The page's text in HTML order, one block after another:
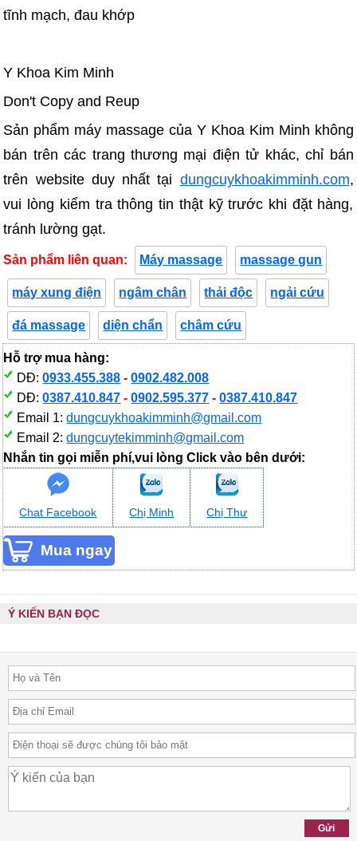
tĩnh mạch, đau khớp
Y Khoa Kim Minh
Don't Copy and Reup
Sản phẩm máy massage của Y Khoa Kim Minh không
bán trên các trang thương mại điện tử khác, chỉ bán
trên website duy nhất tại dungcuykhoakimminh.com,
vui lòng kiểm tra thông tin thật kỹ trước khi đặt hàng,
tránh lường gạt.
Sản phẩm liên quan: Máy massage massage gun
máy xung điện ngâm chân thải độc ngải cứu
đá massage diện chẩn châm cứu
Hỗ trợ mua hàng:
DĐ:0933.455.388 -0902.482.008
DĐ:0387.410.847 -0902.595.377 -0387.410.847
Email 1:dungcuykhoakimminh@gmail.com
Email 2:dungcuytekimminh@gmail.com
Nhắn tin gọi miễn phí,vui lòng Click vào bên dưới:
Chat Facebook Chị Minh Chị Thư
Ý KIẾN BẠN ĐỌC